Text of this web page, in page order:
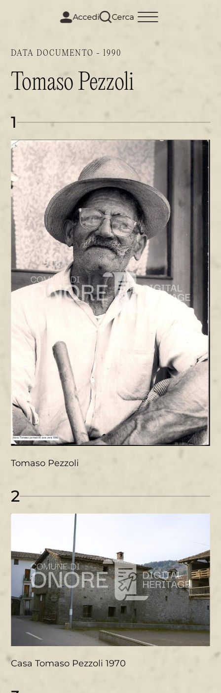
Accedi Cerca
DATA DOCUMENTO - 1990
Tomaso Pezzoli
1
Tomaso Pezzoli
2
Casa Tomaso Pezzoli 1970